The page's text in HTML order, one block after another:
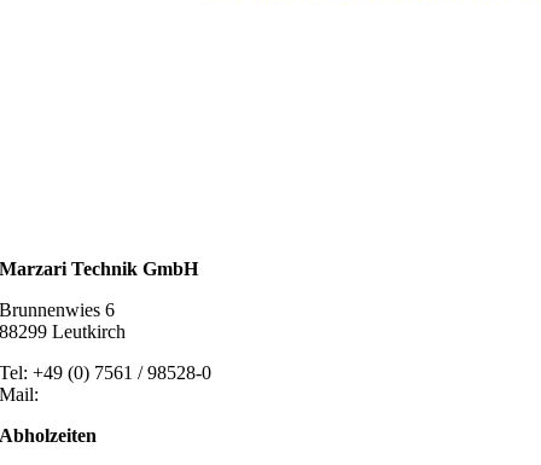
Marzari Technik GmbH
Brunnenwies 6
88299 Leutkirch
Tel: +49 (0) 7561 / 98528-0
Mail:
Abholzeiten